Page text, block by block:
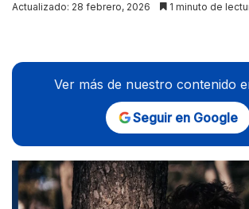
Actualizado: 28 febrero, 2026 1 minuto de
Ver más de nuestro contenido
Seguir en Google